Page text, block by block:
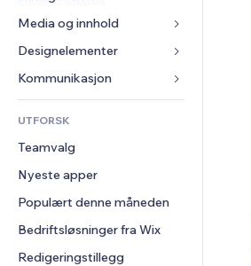
Sosiale medier
SEO
Engasjement
Nettstedsoppføringer
E-post
Konvertering
Frakt og levering
Selg-knapper
Nettkurs
On-demand-utskrift
Regnskap
Kuponger og fordelsprogram
Lagerløsninger
Dropshipping
Priser og abonnement
Folkefinansiering
Mat og drikke
Hoteller
Arrangementer
Restauranter
Eiendom
Bookinger
Media og innhold
Galleri
Musikk
Podkaster
Fotografi
Video
PDF
Fildeling
Nyheter
Designelementer
Kart og navigasjon
Personvern og sikkerhet
Klokke
Sidemaler
Bildeeffekter
Knapper og menyer
Bannere og merker
Kalkulatorer
Skjemaer
Avstemninger
Chat
Kommentarer
Telefon
Samfunn
UTFORSK
Teamvalg
Nyeste apper
Populært denne måneden
Bedriftsløsninger fra Wix
Redigeringstillegg